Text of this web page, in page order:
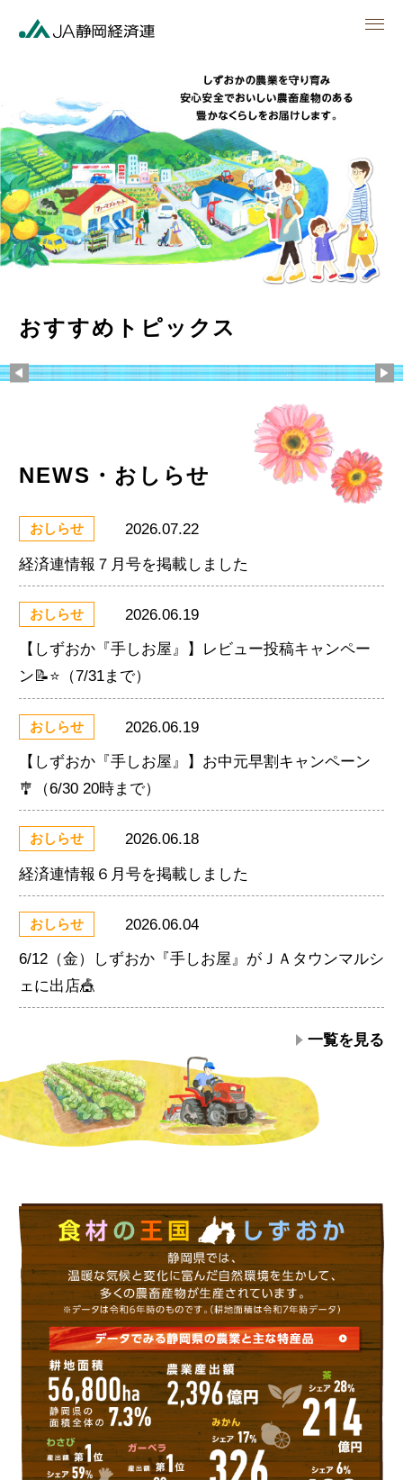
おすすめトピックス
Previous
NEWS・おしらせ
おしらせ 2026.07.22
経済連情報７月号を掲載しました
おしらせ 2026.06.19
【しずおか『手しお屋』】レビュー投稿キャンペー
ン📝⭐（7/31まで）
おしらせ 2026.06.19
【しずおか『手しお屋』】お中元早割キャンペーン
🎐（6/30 20時まで）
おしらせ 2026.06.18
経済連情報６月号を掲載しました
おしらせ 2026.06.04
6/12（金）しずおか『手しお屋』がＪＡタウンマルシ
ェに出店🎪
一覧を見る